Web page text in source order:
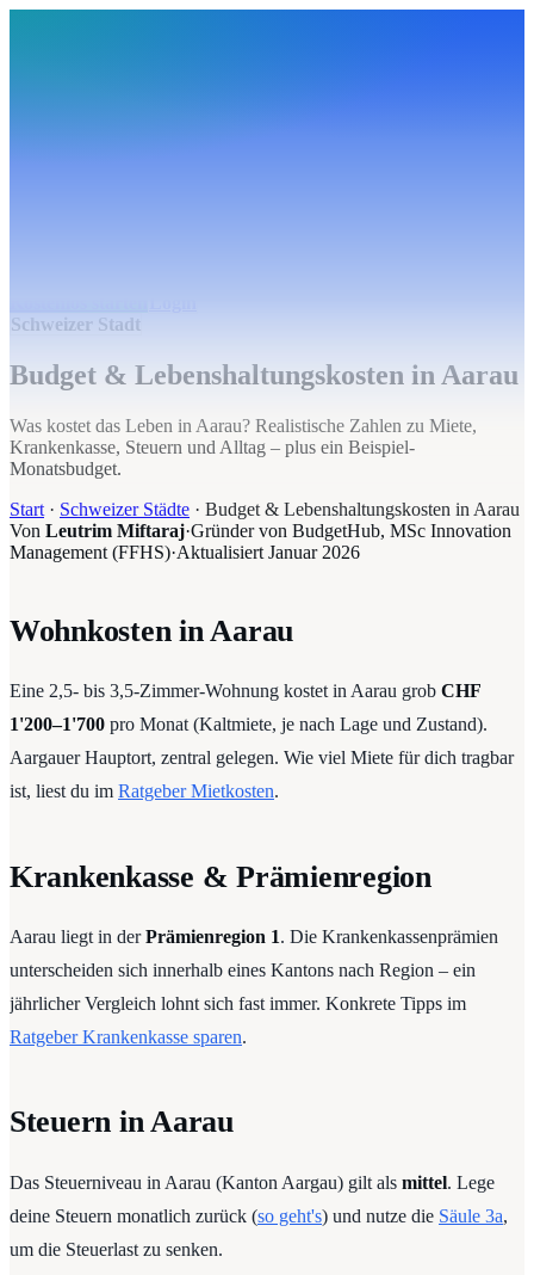
Schweizer Stadt
Budget & Lebenshaltungskosten in Aarau
Was kostet das Leben in Aarau? Realistische Zahlen zu Miete,
Krankenkasse, Steuern und Alltag – plus ein Beispiel-
Monatsbudget.
Start · Schweizer Städte · Budget & Lebenshaltungskosten in Aarau
Von Leutrim Miftaraj·Gründer von BudgetHub, MSc Innovation
Management (FFHS)·Aktualisiert Januar 2026
Wohnkosten in Aarau
Eine 2,5- bis 3,5-Zimmer-Wohnung kostet in Aarau grob CHF
1'200–1'700 pro Monat (Kaltmiete, je nach Lage und Zustand).
Aargauer Hauptort, zentral gelegen. Wie viel Miete für dich tragbar
ist, liest du im Ratgeber Mietkosten.
Krankenkasse & Prämienregion
Aarau liegt in derPrämienregion 1. Die Krankenkassenprämien
unterscheiden sich innerhalb eines Kantons nach Region – ein
jährlicher Vergleich lohnt sich fast immer. Konkrete Tipps im
Ratgeber Krankenkasse sparen.
Steuern in Aarau
Das Steuerniveau in Aarau (Kanton Aargau) gilt als mittel. Lege
deine Steuern monatlich zurück (so geht's) und nutze die Säule 3a,
um die Steuerlast zu senken.